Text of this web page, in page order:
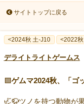
サイトトップに戻る
<2024秋 土-J10 <2022
デライトライトゲームス
🟩ゲムマ2024秋、「ゴ
🦏🦬ツノを持つ動物が